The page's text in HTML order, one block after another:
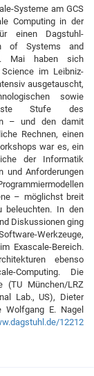
Systeme am GCS
Computing in der
einen Dagstuhl-
of Systems and
Mai haben sich
im Leibniz-
ausgetauscht,
sowie
Stufe des
– und den damit
Rechnen, einen
war es, ein
der Informatik
und Anforderungen
– möglichst breit
beleuchten. In den
Diskussionen ging
Werkzeuge,
Exascale-Bereich.
ebenso
Computing. Die
(TU München/LRZ
Lab., US), Dieter
Wolfgang E. Nagel
12212